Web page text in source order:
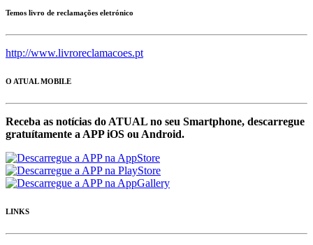
Temos livro de reclamações eletrónico
http://www.livroreclamacoes.pt
O ATUAL MOBILE
Receba as notícias do ATUAL no seu Smartphone, descarregue
gratuítamente a APP iOS ou Android.
LINKS